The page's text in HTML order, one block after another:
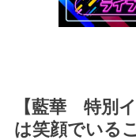
【藍華 特別
は笑顔でいる